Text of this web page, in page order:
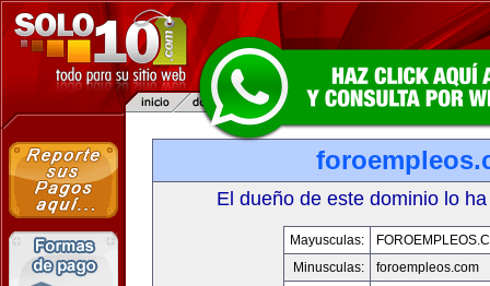
El dueño de este dominio lo
Mayusculas:
Minusculas:
foroempleos.com